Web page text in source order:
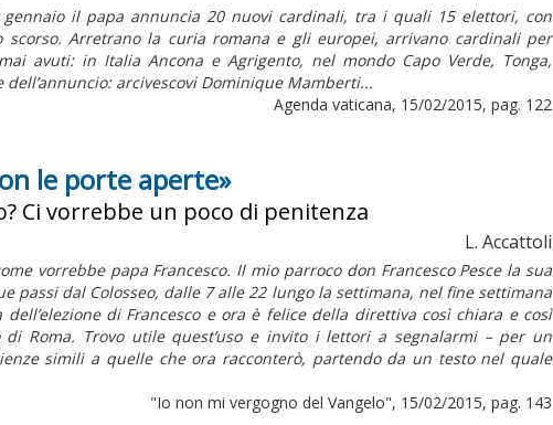
gennaio il papa annuncia 20 nuovi cardinali, tra i quali 15 elettori, con
scorso. Arretrano la curia romana e gli europei, arrivano cardinali per
avuti: in Italia Ancona e Agrigento, nel mondo Capo Verde, Tonga,
dell’annuncio: arcivescovi Dominique Mamberti...
Agenda vaticana, 15/02/2015, pag. 122
le porte aperte»
Ci vorrebbe un poco di penitenza
L. Accattoli
vorrebbe papa Francesco. Il mio parroco don Francesco Pesce la sua
passi dal Colosseo, dalle 7 alle 22 lungo la settimana, nel fine settimana
di Francesco e ora è felice della direttiva così chiara e così
di Roma. Trovo utile quest’uso e invito i lettori a segnalarmi – per un
simili a quelle che ora racconterò, partendo da un testo nel quale
"Io non mi vergogno del Vangelo", 15/02/2015, pag. 143